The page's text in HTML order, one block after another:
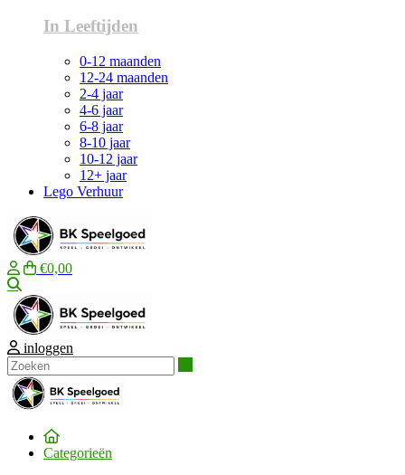
In Leeftijden
0-12 maanden
12-24 maanden
2-4 jaar
4-6 jaar
6-8 jaar
8-10 jaar
10-12 jaar
12+ jaar
Lego Verhuur
€0,00
inloggen
Categorieën